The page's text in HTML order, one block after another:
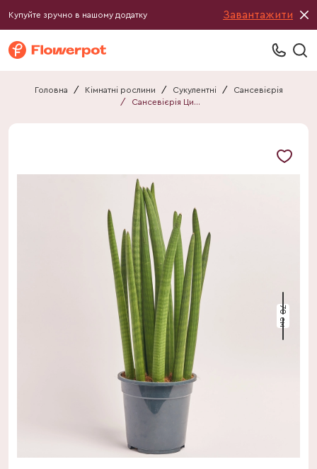
Купуйте зручно в нашому додатку Завантажити
Головна / Кімнатні рослини / Сукулентні /
Сансевієрія
/
Сансевієрія Циліндріка
70 см